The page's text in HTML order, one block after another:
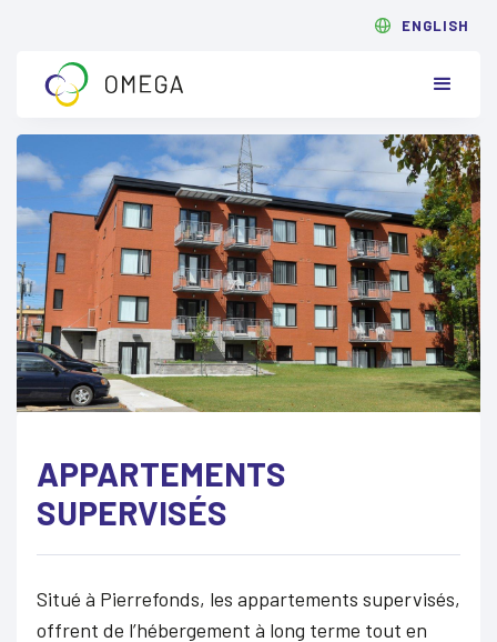
ENGLISH
APPARTEMENTS
SUPERVISÉS
Situé à Pierrefonds, les appartements supervisés,
offrent de l’hébergement à long terme tout en